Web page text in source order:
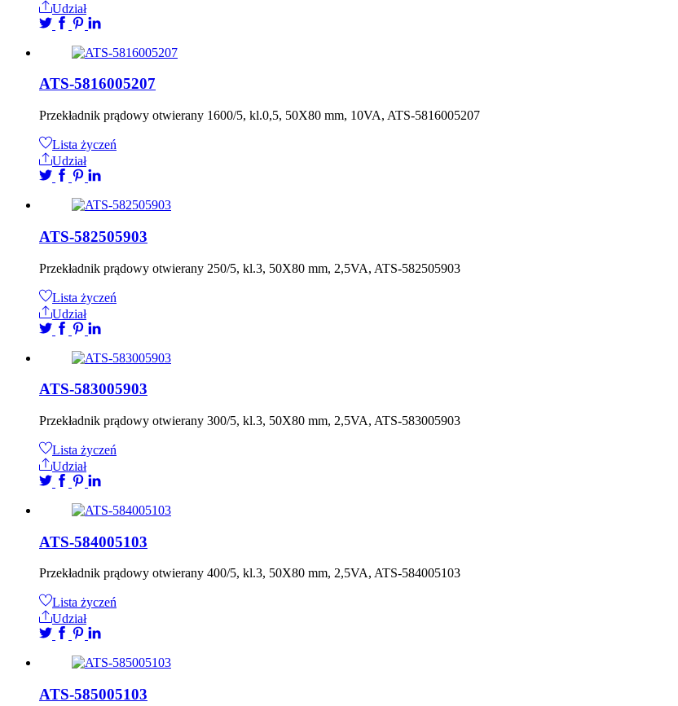
Udział
ATS-5816005207
Przekładnik prądowy otwierany 1600/5, kl.0,5, 50X80 mm, 10VA, ATS-5816005207
Lista życzeń
Udział
ATS-582505903
Przekładnik prądowy otwierany 250/5, kl.3, 50X80 mm, 2,5VA, ATS-582505903
Lista życzeń
Udział
ATS-583005903
Przekładnik prądowy otwierany 300/5, kl.3, 50X80 mm, 2,5VA, ATS-583005903
Lista życzeń
Udział
ATS-584005103
Przekładnik prądowy otwierany 400/5, kl.3, 50X80 mm, 2,5VA, ATS-584005103
Lista życzeń
Udział
ATS-585005103